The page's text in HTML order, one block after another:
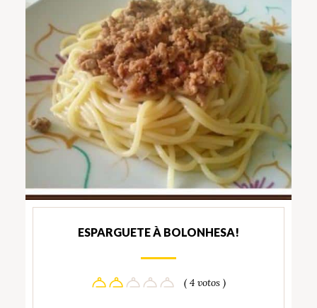
ESPARGUETE À BOLONHESA!
( 4 votos )